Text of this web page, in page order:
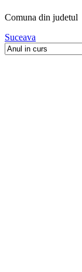
Comuna din judetul
Suceava